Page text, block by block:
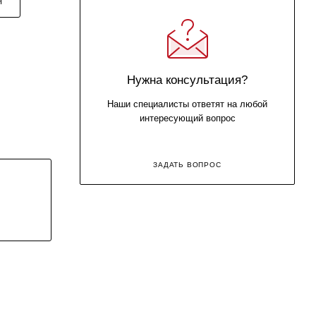
Нужна консультация?
Наши специалисты ответят на любой
интересующий вопрос
ЗАДАТЬ ВОПРОС